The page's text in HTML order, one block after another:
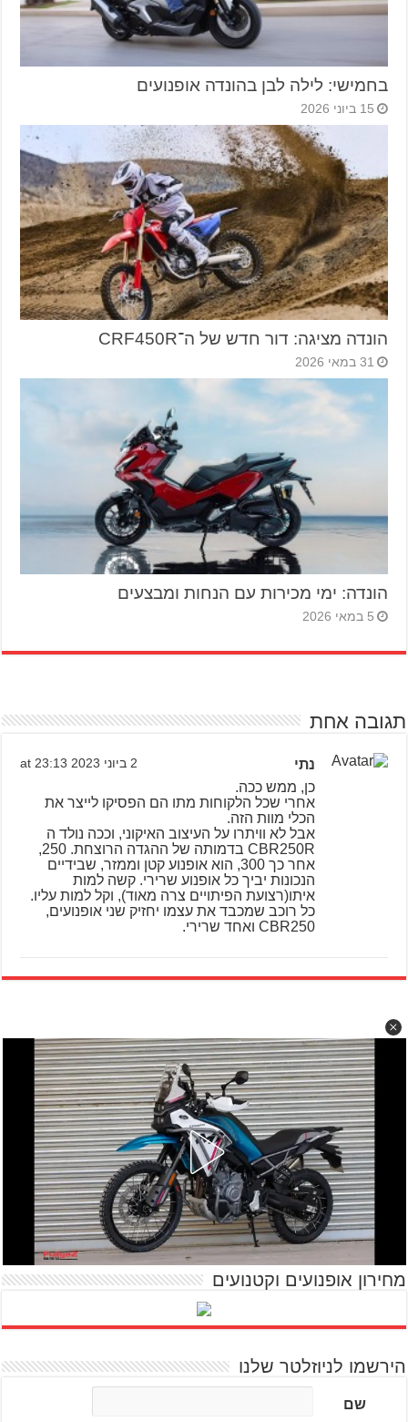
בחמישי: לילה לבן בהונדה אופנועים
15 ביוני 2026
הונדה מציגה: דור חדש של ה־CRF450R
31 במאי 2026
הונדה: ימי מכירות עם הנחות ומבצעים
5 במאי 2026
תגובה אחת
נתי 2 ביוני 2023 at 23:13
כן, ממש ככה.
אחרי שכל הלקוחות מתו הם הפסיקו לייצר את
הכלי מוות הזה.
אבל לא וויתרו על העיצוב האיקוני, וככה נולד ה
CBR250R בדמותה של ההגדה הרוצחת. 250,
אחר כך 300, הוא אופנוע קטן וממזר, שבידיים
הנכונות יביך כל אופנוע שרירי. קשה למות
איתו(רצועת הפיתויים צרה מאוד), וקל למות עליו.
כל רוכב שמכבד את עצמו יחזיק שני אופנועים,
CBR250 ואחד שרירי.
מחירון אופנועים וקטנועים
הירשמו לניוזלטר שלנו
שם